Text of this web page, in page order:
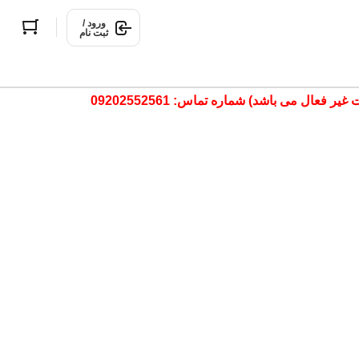
ورود /
ثبت نام
می باشد) شماره تماس: 09202552561